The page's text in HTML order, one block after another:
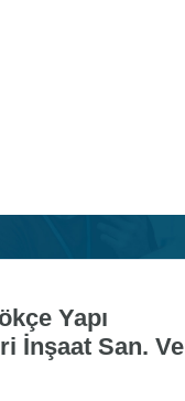
Yapı
İnşaat San. Ve